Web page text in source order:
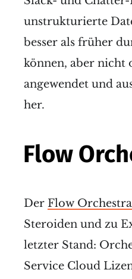
unstrukturierte
besser als früher
können, aber nicht
angewendet und
her.
Flow
Der Flow
Steroiden und zu
letzter Stand:
Service Cloud